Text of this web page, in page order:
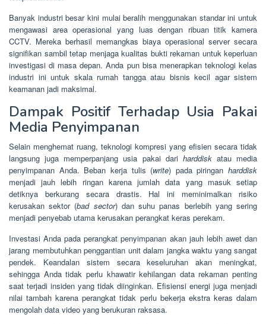
Banyak industri besar kini mulai beralih menggunakan standar ini untuk
mengawasi area operasional yang luas dengan ribuan titik kamera
CCTV. Mereka berhasil memangkas biaya operasional server secara
signifikan sambil tetap menjaga kualitas bukti rekaman untuk keperluan
investigasi di masa depan. Anda pun bisa menerapkan teknologi kelas
industri ini untuk skala rumah tangga atau bisnis kecil agar sistem
keamanan jadi maksimal.
Dampak Positif Terhadap Usia Pakai
Media Penyimpanan
Selain menghemat ruang, teknologi kompresi yang efisien secara tidak
langsung juga memperpanjang usia pakai dari harddiskatau media
penyimpanan Anda. Beban kerja tulis (write) pada piringan harddisk
menjadi jauh lebih ringan karena jumlah data yang masuk setiap
detiknya berkurang secara drastis. Hal ini meminimalkan risiko
kerusakan sektor (bad sector) dan suhu panas berlebih yang sering
menjadi penyebab utama kerusakan perangkat keras perekam.
Investasi Anda pada perangkat penyimpanan akan jauh lebih awet dan
jarang membutuhkan penggantian unit dalam jangka waktu yang sangat
pendek. Keandalan sistem secara keseluruhan akan meningkat,
sehingga Anda tidak perlu khawatir kehilangan data rekaman penting
saat terjadi insiden yang tidak diinginkan. Efisiensi energi juga menjadi
nilai tambah karena perangkat tidak perlu bekerja ekstra keras dalam
mengolah data video yang berukuran raksasa.